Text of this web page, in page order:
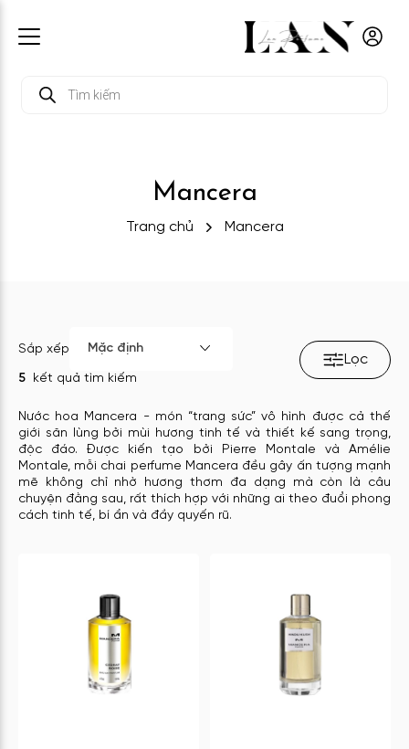
kiếm
Mancera
Trang chủ Mancera
Lọc
Sắp xếp Mặc định
5 kết quả tìm kiếm
Nước hoa Mancera - món “trang sức” vô hình được cả thế
giới săn lùng bởi mùi hương tinh tế và thiết kế sang trọng,
độc đáo. Được kiến tạo bởi Pierre Montale và Amélie
Montale, mỗi chai perfume Mancera đều gây ấn tượng mạnh
mẽ không chỉ nhờ hương thơm đa dạng mà còn là câu
chuyện đằng sau, rất thích hợp với những ai theo đuổi phong
cách tinh tế, bí ẩn và đầy quyến rũ.